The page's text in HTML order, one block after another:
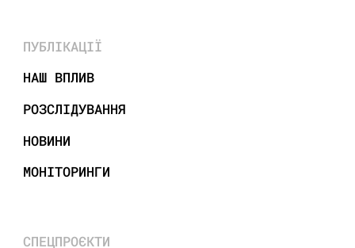
ПУБЛІКАЦІЇ
НАШ ВПЛИВ
РОЗСЛІДУВАННЯ
НОВИНИ
МОНІТОРИНГИ
СПЕЦПРОЄКТИ